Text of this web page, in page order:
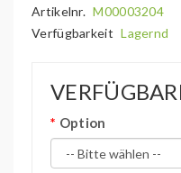
Artikelnr. M00003204
Verfügbarkeit Lagernd
Option